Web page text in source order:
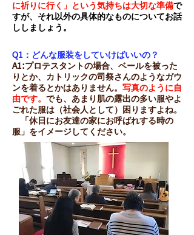
に祈りに行く」という気持ちは大切な準備で
すが、それ以外の具体的なものについてお話
ししましょう。
Q1：どんな服装をしていけばいいの？
​A1:プロテスタントの場合、ベールを被った
りとか、カトリックの司祭さんのようなガウ
ンを着るとかはありません。 写真のように自
由です。 でも、あまり肌の露出の多い服やよ
ごれた服は（社会人として）困りますよね。
「休日にお友達の家にお呼ばれする時の
服」をイメージしてください。